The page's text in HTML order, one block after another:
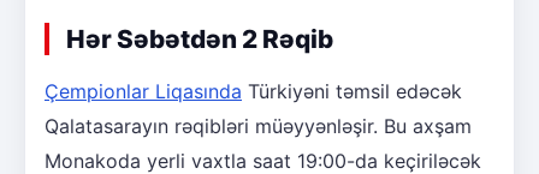
Hər Səbətdən 2 Rəqib
Çempionlar Liqasında Türkiyəni təmsil edəcək
Qalatasarayın rəqibləri müəyyənləşir. Bu axşam
Monakoda yerli vaxtla saat 19:00-da keçiriləcək